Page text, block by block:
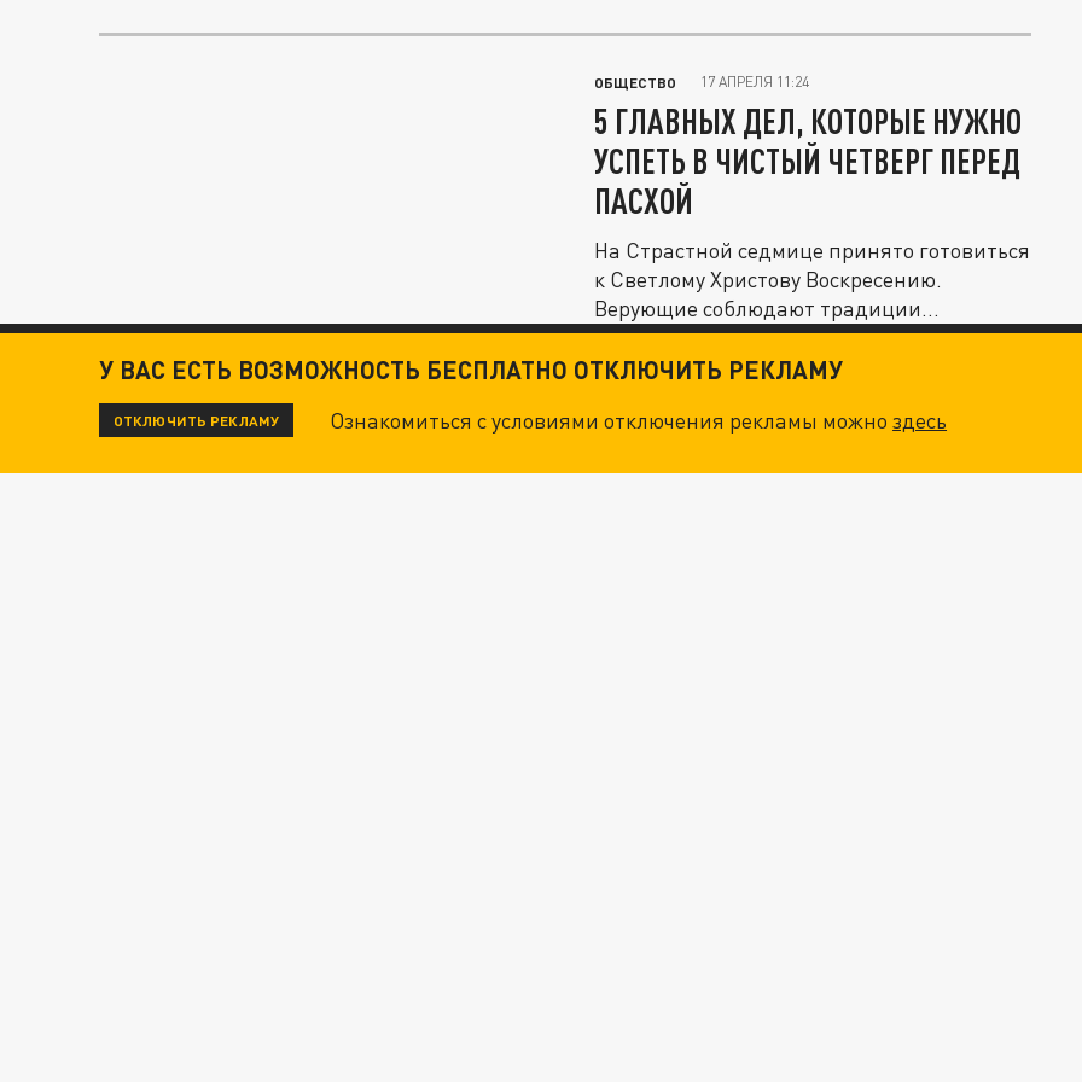
ОБЩЕСТВО 17 АПРЕЛЯ 11:24
5 ГЛАВНЫХ ДЕЛ, КОТОРЫЕ НУЖНО
УСПЕТЬ В ЧИСТЫЙ ЧЕТВЕРГ ПЕРЕД
ПАСХОЙ
На Страстной седмице принято готовиться
к Светлому Христову Воскресению.
Верующие соблюдают традиции
Великого...
У ВАС ЕСТЬ ВОЗМОЖНОСТЬ БЕСПЛАТНО ОТКЛЮЧИТЬ РЕКЛАМУ
ОТКЛЮЧИТЬ РЕКЛАМУ Ознакомиться с условиями отключения рекламы можноздесь